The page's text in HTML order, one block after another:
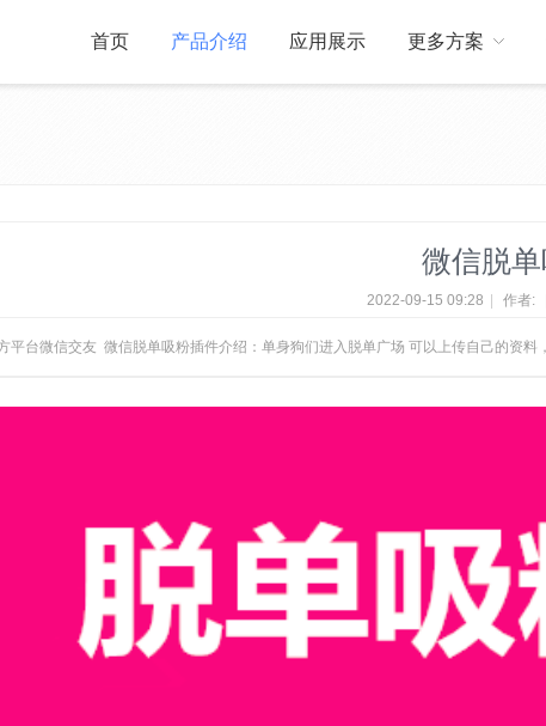
首页 产品介绍 应用展示 更多方案
微信脱
2022-09-15 09:28 作者:
平台微信交友 微信脱单吸粉插件介绍：单身狗们进入脱单广场 可以上传自己的资